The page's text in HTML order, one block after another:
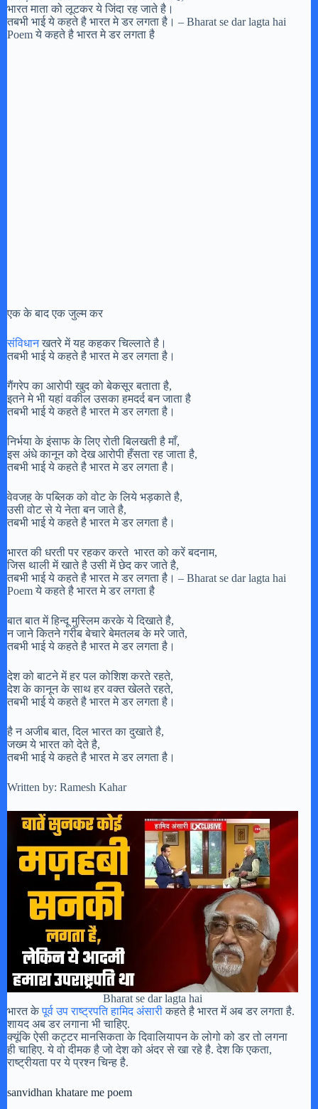
भारत माता को लूटकर ये जिंदा रह जाते है।
तबभी भाई ये कहते है भारत मे डर लगता है। – Bharat se dar lagta hai
Poem ये कहते है भारत मे डर लगता है
एक के बाद एक जुल्म कर
संविधानखतरे में यह कहकर चिल्लाते है।
तबभी भाई ये कहते है भारत मे डर लगता है।
गैंगरेप का आरोपी खुद को बेकसूर बताता है,
इतने मे भी यहां वकील उसका हमदर्द बन जाता है
तबभी भाई ये कहते है भारत मे डर लगता है।
निर्भया के इंसाफ के लिए रोती बिलखती है माँ,
इस अंधे कानून को देख आरोपी हँसता रह जाता है,
तबभी भाई ये कहते है भारत मे डर लगता है।
वेवजह के पब्लिक को वोट के लिये भड़काते है,
उसी वोट से ये नेता बन जाते है,
तबभी भाई ये कहते है भारत मे डर लगता है।
भारत की धरती पर रहकर करते भारत को करें बदनाम,
जिस थाली में खाते है उसी में छेद कर जाते है,
तबभी भाई ये कहते है भारत मे डर लगता है। – Bharat se dar lagta hai
Poem ये कहते है भारत मे डर लगता है
बात बात में हिन्दू मुस्लिम करके ये दिखाते है,
न जाने कितने गरीब बेचारे बेमतलब के मरे जाते,
तबभी भाई ये कहते है भारत मे डर लगता है।
देश को बाटने में हर पल कोशिश करते रहते,
देश के कानून के साथ हर वक्त खेलते रहते,
तबभी भाई ये कहते है भारत मे डर लगता है।
है न अजीब बात, दिल भारत का दुखाते है,
जख्म ये भारत को देते है,
तबभी भाई ये कहते है भारत मे डर लगता है।
Written by: Ramesh Kahar
Bharat se dar lagta hai
भारत केपूर्व उप राष्ट्रपति हामिद अंसारीकहते है भारत में अब डर लगता है.
शायद अब डर लगाना भी चाहिए.
क्यूंकि ऐसी कट्टर मानसिकता के दिवालियापन के लोगो को डर तो लगना
ही चाहिए. ये वो दीमक है जो देश को अंदर से खा रहे है. देश कि एकता,
राष्ट्रीयता पर ये प्रश्न चिन्ह है.
sanvidhan khatare me poem